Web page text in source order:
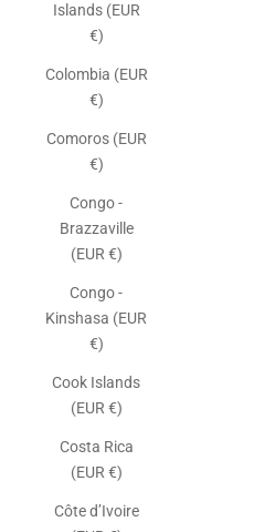
Islands (EUR
€)
Colombia (EUR
€)
Comoros (EUR
€)
Congo -
Brazzaville
(EUR €)
Congo -
Kinshasa (EUR
€)
Cook Islands
(EUR €)
Costa Rica
(EUR €)
Côte d’Ivoire